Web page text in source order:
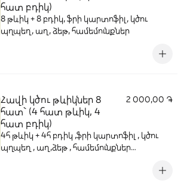
հատ բդիկ)
8 թևիկ + 8 բդիկ, ֆրի կարտոֆիլ, կծու
պղպեղ, աղ, ձեթ, համեմունքներ
Հավի կծու թևիկներ 8
հատ` (4 հատ թևիկ, 4
հատ բդիկ)
2 000,00 ֏
4հ թևիկ + 4հ բդիկ ,ֆրի կարտոֆիլ , կծու
պղպեղ , աղ,ձեթ , համեմունքներ